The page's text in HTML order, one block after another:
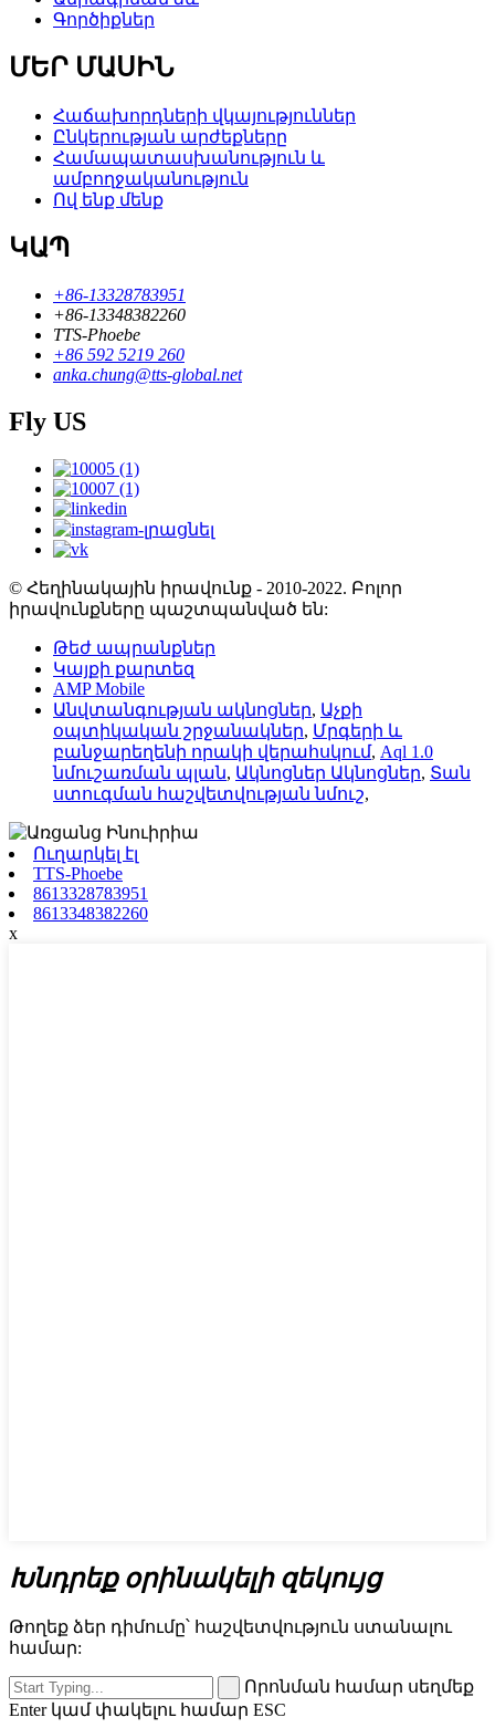
Գործիքներ
ՄԵՐ ՄԱՍԻՆ
Հաճախորդների վկայություններ
Ընկերության արժեքները
Համապատասխանություն և
ամբողջականություն
Ով ենք մենք
ԿԱՊ
+86-13328783951
+86-13348382260
TTS-Phoebe
+86 592 5219 260
anka.chung@tts-global.net
Fly US
© Հեղինակային իրավունք - 2010-2022. Բոլոր
իրավունքները պաշտպանված են:
Թեժ ապրանքներ
Կայքի քարտեզ
AMP Mobile
Անվտանգության ակնոցներ, Աչքի
օպտիկական շրջանակներ, Մրգերի և
բանջարեղենի որակի վերահսկում, Aql 1.0
նմուշառման պլան, Ակնոցներ Ակնոցներ, Տան
ստուգման հաշվետվության նմուշ,
Ուղարկել էլ
TTS-Phoebe
8613328783951
8613348382260
x
Խնդրեք օրինակելի զեկույց
Թողեք ձեր դիմումը՝ հաշվետվություն ստանալու
համար:
Որոնման համար սեղմեք
Enter կամ փակելու համար ESC